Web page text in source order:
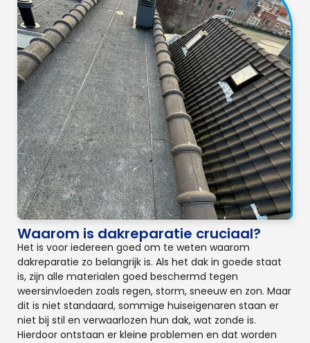
Waarom is dakreparatie cruciaal?
Het is voor iedereen goed om te weten waarom
dakreparatie zo belangrijk is. Als het dak in goede staat
is, zijn alle materialen goed beschermd tegen
weersinvloeden zoals regen, storm, sneeuw en zon. Maar
dit is niet standaard, sommige huiseigenaren staan er
niet bij stil en verwaarlozen hun dak, wat zonde is.
Hierdoor ontstaan er kleine problemen en dat worden